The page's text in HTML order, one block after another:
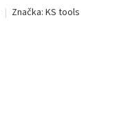
Značka: KS tools